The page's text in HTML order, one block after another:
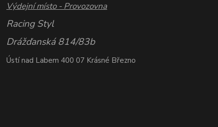
Výdejní místo - Provozovna
Racing Styl
Drážďanská 814/83b
Ústí nad Labem 400 07 Krásné Březno